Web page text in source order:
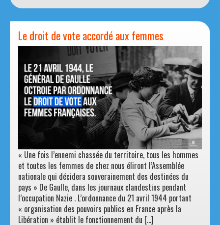
subit
le
régime
des
s’en
va.
Le droit de vote accordé aux femmes
« Une fois l’ennemi chassée du territoire, tous les hommes
et toutes les femmes de chez nous éliront l’Assemblée
nationale qui décidera souverainement des destinées du
pays » De Gaulle, dans les journaux clandestins pendant
l’occupation Nazie . L’ordonnance du 21 avril 1944 portant
« organisation des pouvoirs publics en France après la
Libération » établit le fonctionnement du […]